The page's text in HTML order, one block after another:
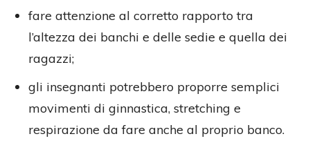
fare attenzione al corretto rapporto tra
l’altezza dei banchi e delle sedie e quella dei
ragazzi;
gli insegnanti potrebbero proporre semplici
movimenti di ginnastica, stretching e
respirazione da fare anche al proprio banco.